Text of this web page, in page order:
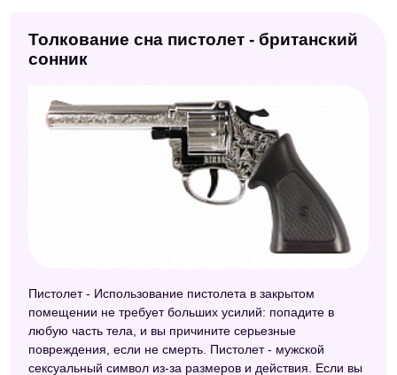
Толкование сна пистолет - британский
сонник
Пистолет - Использование пистолета в закрытом
помещении не требует больших усилий: попадите в
любую часть тела, и вы причините серьезные
повреждения, если не смерть. Пистолет - мужской
сексуальный символ из-за размеров и действия. Если вы